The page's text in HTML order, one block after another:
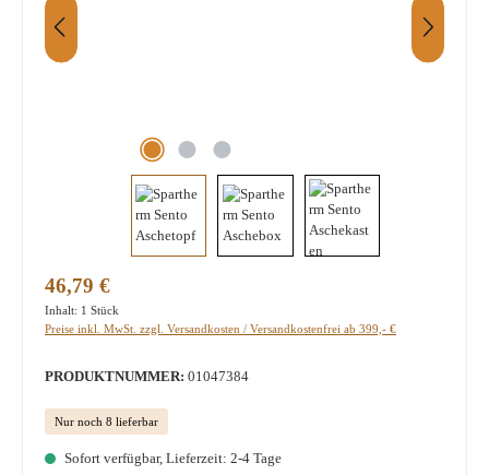
Regulärer Preis:
46,79 €
Inhalt: 1 Stück
Preise inkl. MwSt. zzgl. Versandkosten / Versandkostenfrei ab 399,- €
PRODUKTNUMMER: 01047384
Nur noch 8 lieferbar
Sofort verfügbar, Lieferzeit: 2-4 Tage